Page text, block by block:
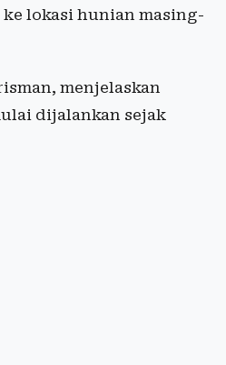
lokasi hunian masing-
menjelaskan
dijalankan sejak